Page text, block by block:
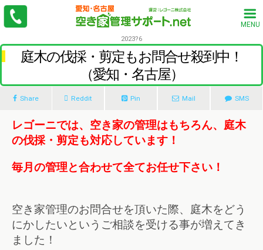
MENU
2023?6
庭木の伐採・剪定もお問合せ殺到中！
（愛知・名古屋）
Share Reddit Pin Mail SMS
レゴーニでは、 空き家の管理はもちろん、庭木
の伐採・剪定も対応しています！
毎月の管理と合わせて全てお任せ下さい！
空き家管理のお問合せを頂いた際、庭木をどう
にかしたいというご相談を受ける事が増えてき
ました！